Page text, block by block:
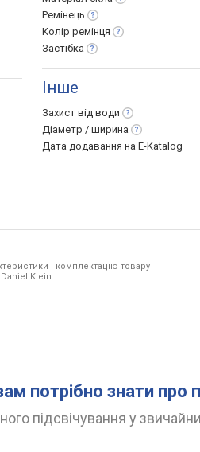
Ремінець
Колір ремінця
Застібка
Інше
Захист від води
Діаметр / ширина
Дата додавання на E-Katalog
і комплектацію товару
Daniel Klein.
потрібно знати про
підсвічування у